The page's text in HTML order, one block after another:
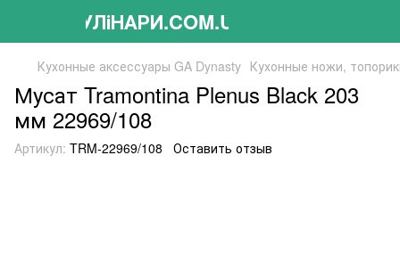
КУЛіНАРИ.COM.UA
Кухонные аксессуары GA Dynasty Кухонные ножи,
Мусат Tramontina Plenus Black 203
мм 22969/108
Артикул: TRM-22969/108 Оставить отзыв